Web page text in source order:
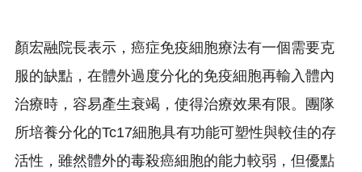
顏宏融院長表示，癌症免疫細胞療法有一個需要克
服的缺點， 在體外過度分化的免疫細胞再輸入體內
治療時，容易產生衰竭， 使得治療效果有限。 團隊
所培養分化的Tc17細胞具有功能可塑性與較佳的存
活性， 雖然體外的毒殺癌細胞的能力較弱，但優點